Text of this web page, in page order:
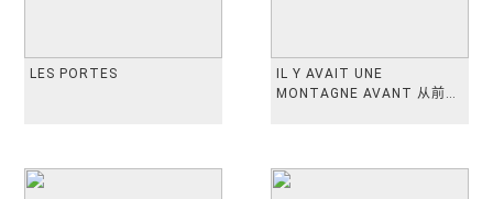
LES PORTES
IL Y AVAIT UNE
MONTAGNE AVANT 从前有